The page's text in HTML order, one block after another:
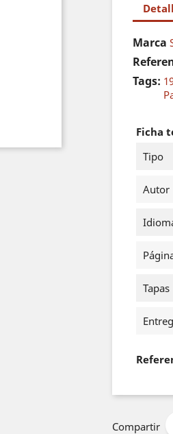
Marca
Tags:
Ficha
Tipo
Autor
Tapas
Compartir